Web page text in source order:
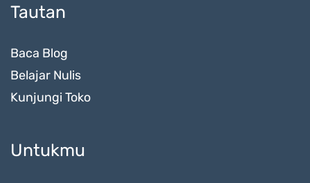
Tautan
Baca Blog
Belajar Nulis
Kunjungi Toko
Untukmu